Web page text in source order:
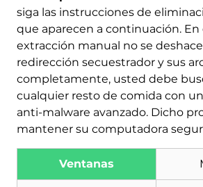
siga las instrucciones de
que aparecen a continuación. En
extracción manual no se
redirección secuestrador y sus
completamente, usted debe
cualquier resto de comida con
anti-malware avanzado. Dicho
mantener su computadora
Ventanas
Descargar
eliminación de